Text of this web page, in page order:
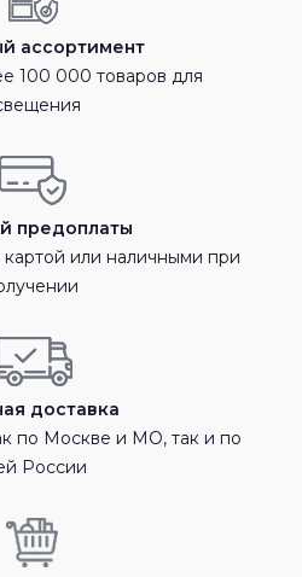
ассортимент
100 000 товаров для
предоплаты
картой или наличными при
доставка
по Москве и МО, так и по
России